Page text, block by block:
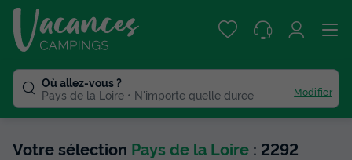
Où allez-vous ?
Pays de la Loire
N'importe quelle duree Modifier
Votre sélection Pays de la Loire : 2292